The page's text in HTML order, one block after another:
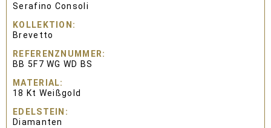
Serafino Consoli
KOLLEKTION
Brevetto
REFERENZNUMMER
BB 5F7 WG WD BS
MATERIAL
18 Kt Weißgold
EDELSTEIN
Diamanten